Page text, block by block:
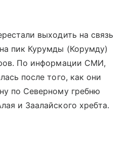
выходить на связь
пик Курумды (Корумду)
По информации СМИ,
после того, как они
по Северному гребню
и Заалайского хребта.